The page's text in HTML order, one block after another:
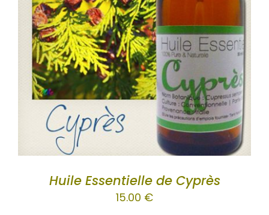
Huile Essentielle de Cyprès
15.00 €